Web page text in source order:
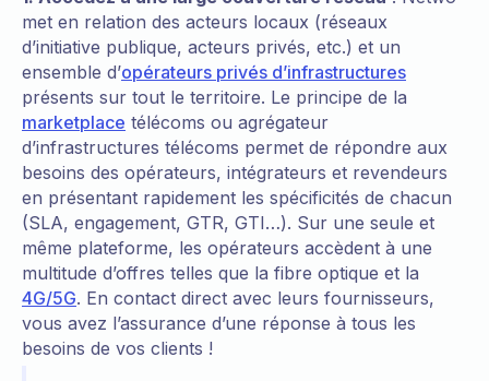
met en relation des acteurs locaux (réseaux
d’initiative publique, acteurs privés, etc.) et un
ensemble d’opérateurs privés d’infrastructures
présents sur tout le territoire. Le principe de la
marketplace télécoms ou agrégateur
d’infrastructures télécoms permet de répondre aux
besoins des opérateurs, intégrateurs et revendeurs
en présentant rapidement les spécificités de chacun
(SLA, engagement, GTR, GTI…). Sur une seule et
même plateforme, les opérateurs accèdent à une
multitude d’offres telles que la fibre optique et la
4G/5G. En contact direct avec leurs fournisseurs,
vous avez l’assurance d’une réponse à tous les
besoins de vos clients !